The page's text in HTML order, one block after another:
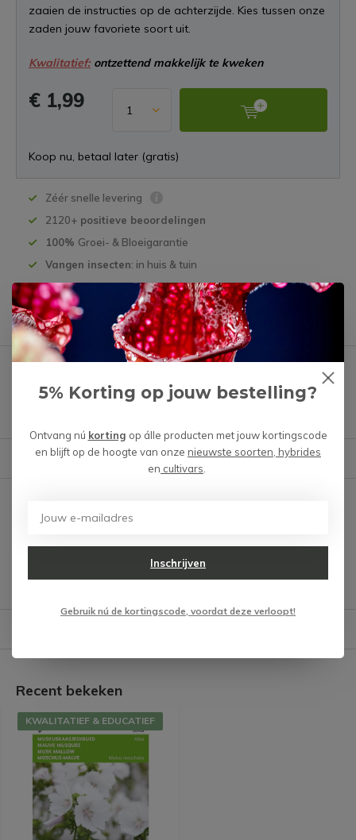
zaaien de instructies op de achterzijde. Kies tussen onze
zaden jouw favoriete soort uit.
Kwalitatief:ontzettend makkelijk te kweken
€ 1,99
Koop nu, betaal later (gratis)
Zéér snelle levering
2120+ positieve beoordelingen
100% Groei- & Bloeigarantie
Vangen insecten: in huis & tuin
Productomschrijving
Verstuur mail Reviews
Recent bekeken
KWALITATIEF & EDUCATIEF
5% Korting op jouw bestelling?
Ontvang nú korting op álle producten met jouw kortingscode
en blijft op de hoogte van onze nieuwste soorten, hybrides
en cultivars
Inschrijven
Gebruik nú de kortingscode, voordat deze verloopt!